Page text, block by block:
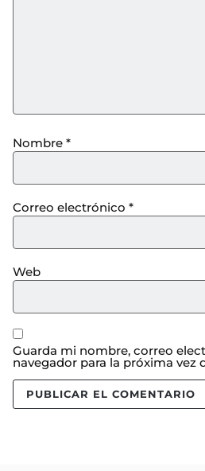
Nombre *
Correo electrónico *
Web
Guarda mi nombre, correo
navegador para la próxima vez